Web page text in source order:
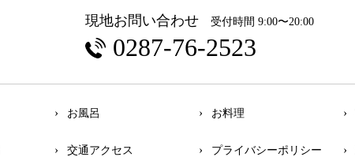
現地お問い合わせ 受付時間 9:00〜20:00
0287-76-2523
お風呂 お料理
交通アクセス プライバシーポリシー